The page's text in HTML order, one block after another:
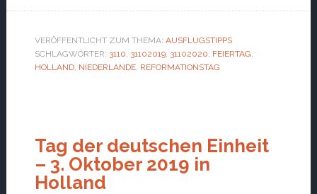
VERÖFFENTLICHT ZUM THEMA: AUSFLUGSTIPPS
SCHLAGWÖRTER: 3110, 31102019, 31102020, FEIERTAG,
HOLLAND, NIEDERLANDE, REFORMATIONSTAG
Tag der deutschen Einheit
– 3. Oktober 2019 in
Holland